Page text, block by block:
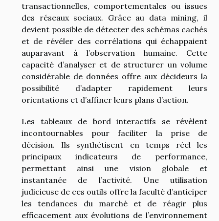
transactionnelles, comportementales ou issues
des réseaux sociaux. Grâce au data mining, il
devient possible de détecter des schémas cachés
et de révéler des corrélations qui échappaient
auparavant à l’observation humaine. Cette
capacité d’analyser et de structurer un volume
considérable de données offre aux décideurs la
possibilité d’adapter rapidement leurs
orientations et d’affiner leurs plans d’action.
Les tableaux de bord interactifs se révèlent
incontournables pour faciliter la prise de
décision. Ils synthétisent en temps réel les
principaux indicateurs de performance,
permettant ainsi une vision globale et
instantanée de l’activité. Une utilisation
judicieuse de ces outils offre la faculté d’anticiper
les tendances du marché et de réagir plus
efficacement aux évolutions de l’environnement